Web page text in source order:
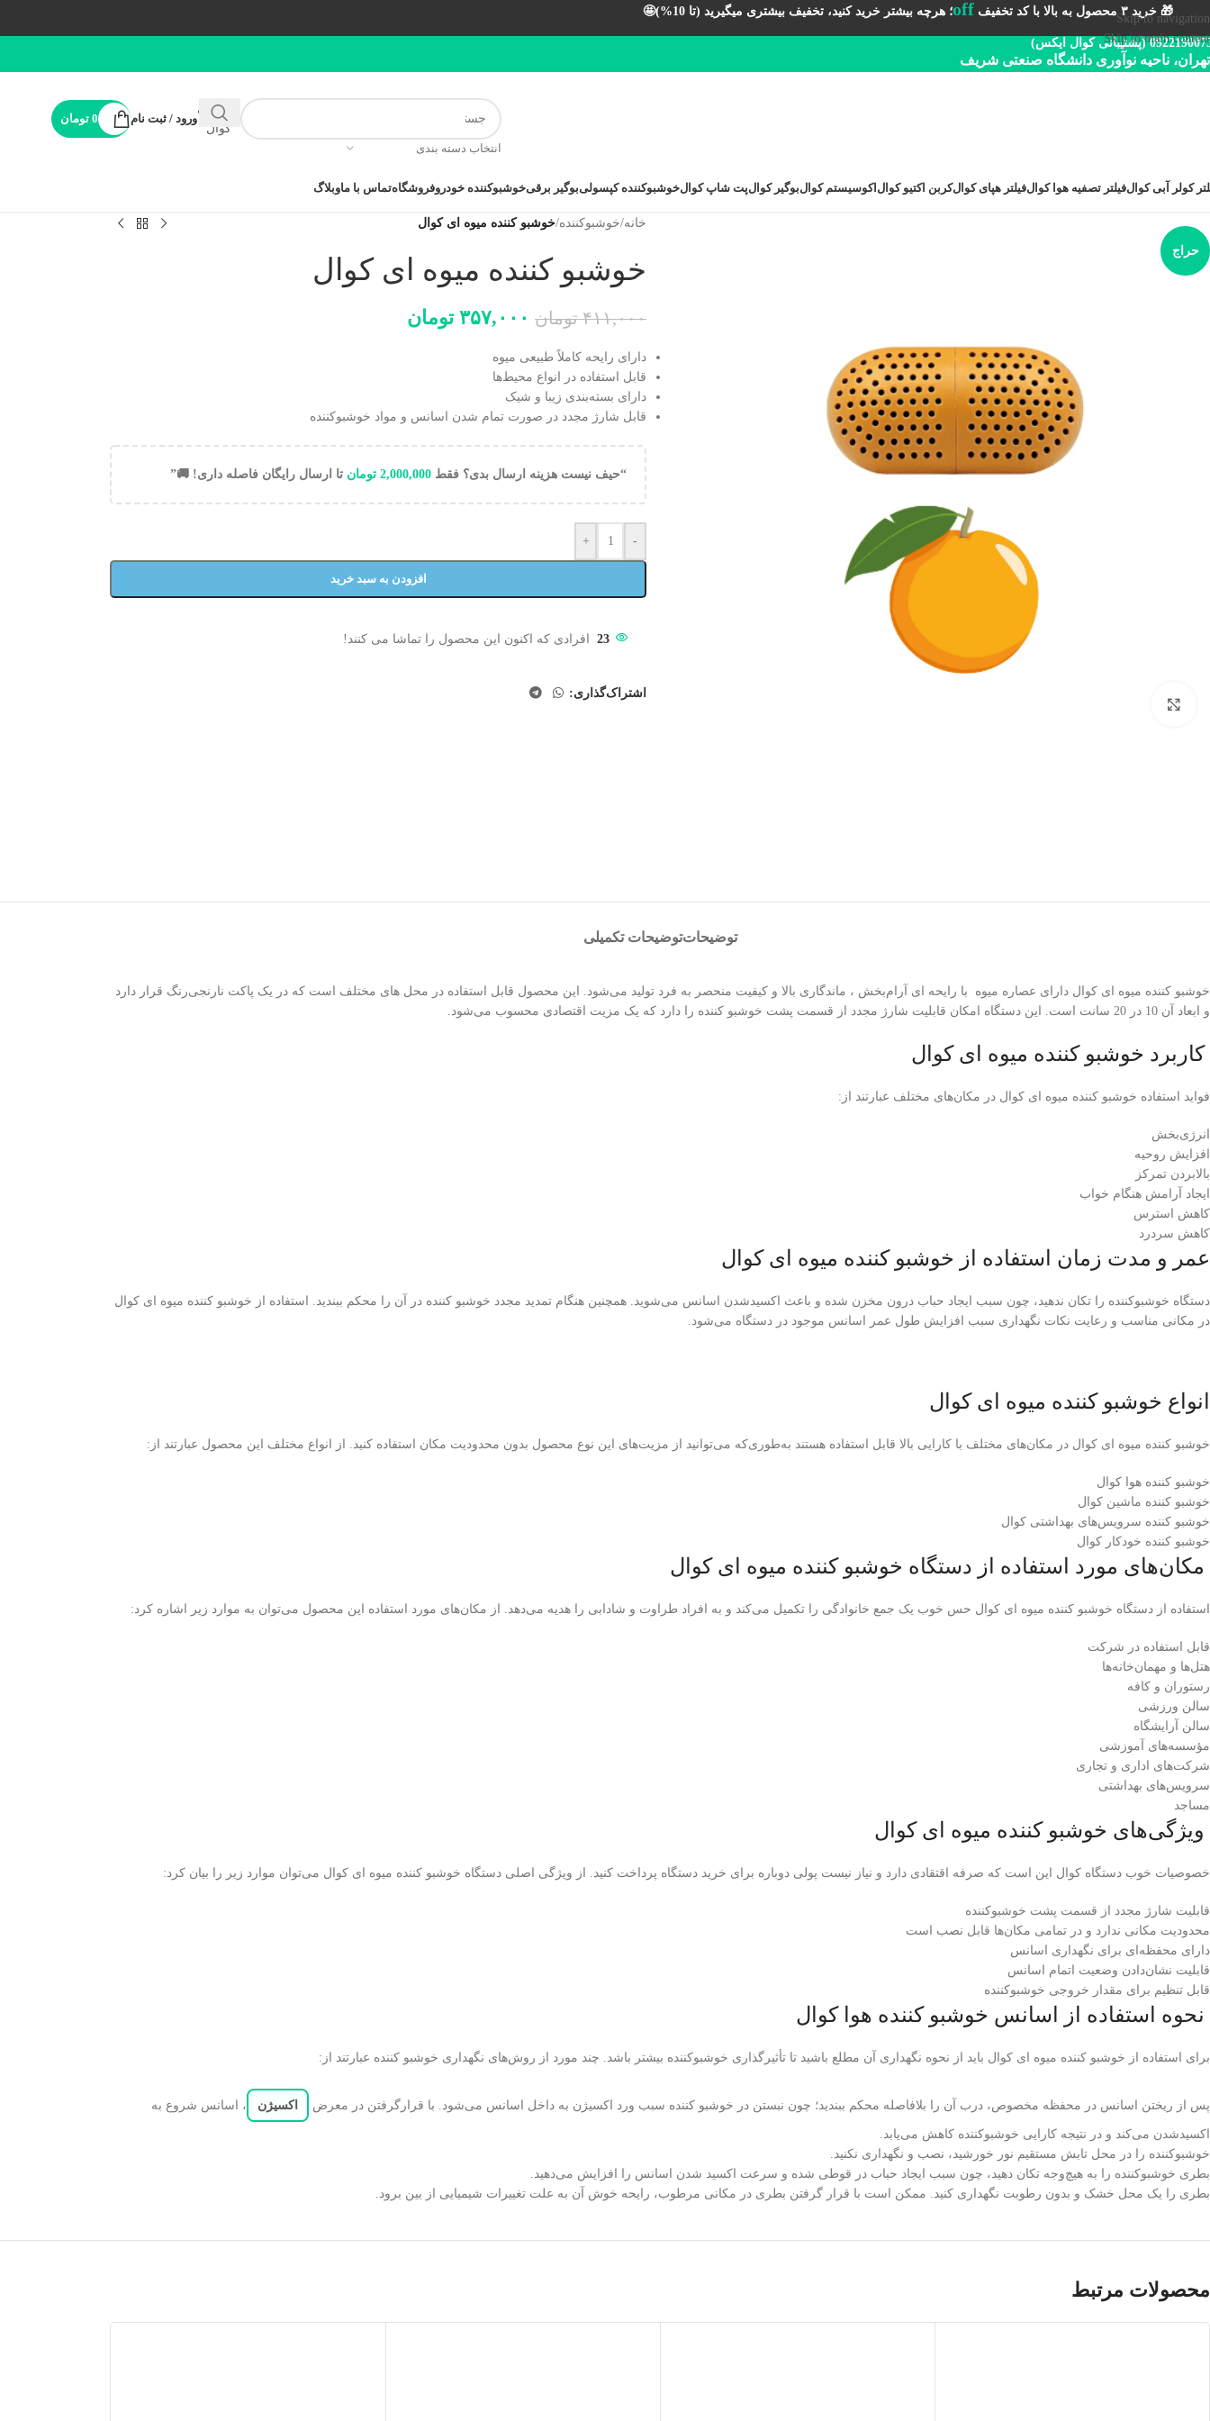
Skip to navigation
Skip to main content
🎁 خرید ۳ محصول به بالا با کد تخفیف off؛ هرچه بیشتر خرید کنید، تخفیف بیشتری میگیرید (تا 10%)🤩
(پشتیبانی کوال ایکس)
تهران، ناحیه نوآوری دانشگاه صنعتی شریف
انتخاب دسته بندی
پشتیبانی
کوال
ورود / ثبت نام 0 تومان
کولر آبی کوالفیلتر تصفیه هوا کوالفیلتر هپای کوالکربن اکتیو کوال اکوسیستم کوالبوگیر کوالپت شاپ کوالخوشبوکننده کپسولیبوگیر برقیخوشبوکننده خودروفروشگاهتماس با ماوبلاگ
حراج
خانه/خوشبوکننده/خوشبو کننده میوه ای کوال
خوشبو کننده میوه ای کوال
۴۱۱,۰۰۰ تومان ۳۵۷,۰۰۰ تومان
دارای رایحه کاملاً طبیعی میوه
قابل استفاده در انواع محیط‌ها
دارای بسته‌بندی زیبا و شیک
قابل شارژ مجدد در صورت تمام شدن اسانس و مواد خوشبوکننده
“حیف نیست هزینه ارسال بدی؟ فقط 2,000,000 تومان تا ارسال رایگان فاصله داری! 🚚”
-
+
افزودن به سبد خرید
23 افرادی که اکنون این محصول را تماشا می کنند!
اشتراک‌گذاری:
توضیحاتتوضیحات تکمیلی
خوشبو کننده میوه ای کوال دارای عصاره میوه با رایحه ای آرام‌بخش ، ماندگاری بالا و کیفیت منحصر به فرد تولید می‌شود. این محصول قابل استفاده در محل های مختلف است که در یک پاکت نارنجی‌رنگ قرار دارد
و ابعاد آن
در سانت است. این دستگاه امکان قابلیت شارژ مجدد از قسمت پشت خوشبو کننده را دارد که یک مزیت اقتصادی محسوب می‌شود.
کاربرد خوشبو کننده میوه ای کوال
فواید استفاده خوشبو کننده میوه ای کوال در مکان‌های مختلف عبارتند از:
انرژی‌بخش
افزایش روحیه
بالا‌بردن تمرکز
ایجاد آرامش هنگام خواب
کاهش استرس
کاهش سر‌درد
عمر و مدت زمان استفاده از خوشبو کننده میوه ای کوال
دستگاه خوشبوکننده را تکان ندهید، چون سبب ایجاد حباب درون مخزن شده و باعث اکسید‌شدن اسانس می‌شوید. همچنین هنگام تمدید مجدد خوشبو کننده در آن را محکم ببندید. استفاده از خوشبو کننده میوه ای کوال
در مکانی مناسب و رعایت نکات نگهداری سبب افزایش طول عمر اسانس موجود در دستگاه می‌شود.
انواع خوشبو کننده میوه ای کوال
خوشبو کننده میوه ای کوال در مکان‌های مختلف با کارایی بالا قابل استفاده هستند به‌طوری‌که می‌توانید از مزیت‌های این نوع محصول بدون محدودیت مکان استفاده کنید. از انواع مختلف این محصول عبارتند از:
خوشبو کننده هوا کوال
خوشبو کننده ماشین کوال
خوشبو کننده سرویس‌های بهداشتی کوال
خوشبو کننده خودکار کوال
مکان‌های مورد استفاده از دستگاه خوشبو کننده میوه ای کوال
استفاده از دستگاه خوشبو کننده میوه ای کوال حس خوب یک جمع خانوادگی را تکمیل می‌کند و به افراد طراوت و شادابی را هدیه می‌دهد. از مکان‌های مورد استفاده این محصول می‌توان به موارد زیر اشاره کرد:
قابل استفاده در شرکت
هتل‌ها و مهمان‌خانه‌ها
رستوران و کافه
سالن ورزشی
سالن آرایشگاه
مؤسسه‌های آموزشی
شرکت‌های اداری و تجاری
سرویس‌های بهداشتی
مساجد
ویژگی‌های خوشبو کننده میوه ای کوال
خصوصیات خوب دستگاه کوال این است که صرفه اقتقادی دارد و نیاز نیست پولی دوباره برای خرید دستگاه پرداخت کنید. از ویژگی اصلی دستگاه خوشبو کننده میوه ای کوال می‌توان موارد زیر را بیان کرد:
قابلیت شارژ مجدد از قسمت پشت خوشبوکننده
محدودیت مکانی ندارد و در تمامی مکان‌ها قابل نصب است
دارای محفظه‌ای برای نگهداری اسانس
قابلیت نشان‌دادن وضعیت اتمام اسانس
قابل تنظیم برای مقدار خروجی خوشبوکننده
نحوه استفاده از اسانس خوشبو کننده هوا کوال
برای استفاده از خوشبو کننده میوه ای کوال باید از نحوه نگهداری آن مطلع باشید تا تأثیرگذاری خوشبوکننده بیشتر باشد. چند مورد از روش‌های نگهداری خوشبو کننده عبارتند از:
پس از ریختن اسانس در محفظه مخصوص، درب آن را بلافاصله محکم ببندید؛ چون نبستن در خوشبو کننده سبب ورد اکسیژن به داخل اسانس می‌شود. با قرارگرفتن در معرض اکسیژن ، اسانس شروع به
اکسیدشدن می‌کند و در نتیجه کارایی خوشبوکننده کاهش می‌یابد.
خوشبوکننده را در محل تابش مستقیم نور خورشید، نصب و نگهداری نکنید.
بطری خوشبو‌کننده را به هیچ‌وجه تکان دهید، چون سبب ایجاد حباب در قوطی شده و سرعت اکسید شدن اسانس را افزایش می‌دهید.
بطری را یک محل خشک و بدون رطوبت نگهداری کنید. ممکن است با قرار گرفتن بطری در مکانی مرطوب، رایحه خوش آن به علت تغییرات شیمیایی از بین برود.
محصولات مرتبط